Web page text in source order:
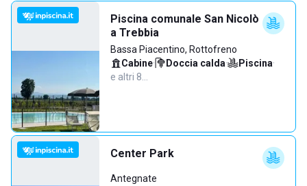
Piscina comunale San Nicolò
a Trebbia
Bassa Piacentino, Rottofreno
Cabine· Doccia calda· Piscina·
e altri 8…
Center Park
Antegnate